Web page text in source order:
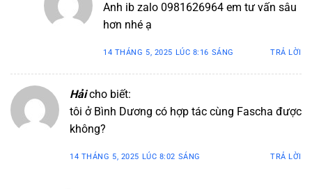
Anh ib zalo 0981626964 em tư vấn sâu
hơn nhé ạ
14 THÁNG 5, 2025 LÚC 8:16 SÁNG TRẢ LỜI
Hải cho biết:
tôi ở Bình Dương có hợp tác cùng Fascha được
không?
14 THÁNG 5, 2025 LÚC 8:02 SÁNG TRẢ LỜI